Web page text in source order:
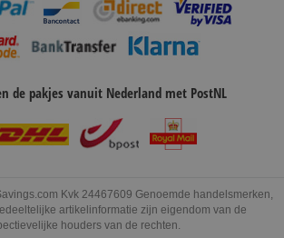
de pakjes vanuit Nederland met PostNL
Kvk 24467609 Genoemde handelsmerken,
artikelinformatie zijn eigendom van de
houders van de rechten.